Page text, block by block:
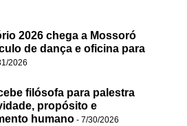
2026 chega a Mossoró
de dança e oficina para
2026
filósofa para palestra
propósito e
humano - 7/30/2026